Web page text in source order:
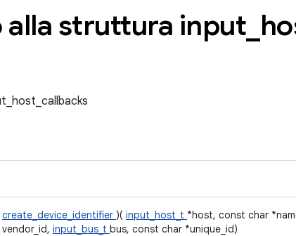
alla struttura input
create_device_identifier )( input_host_t *host, const char
vendor_id, input_bus_t bus, const char *unique_id)